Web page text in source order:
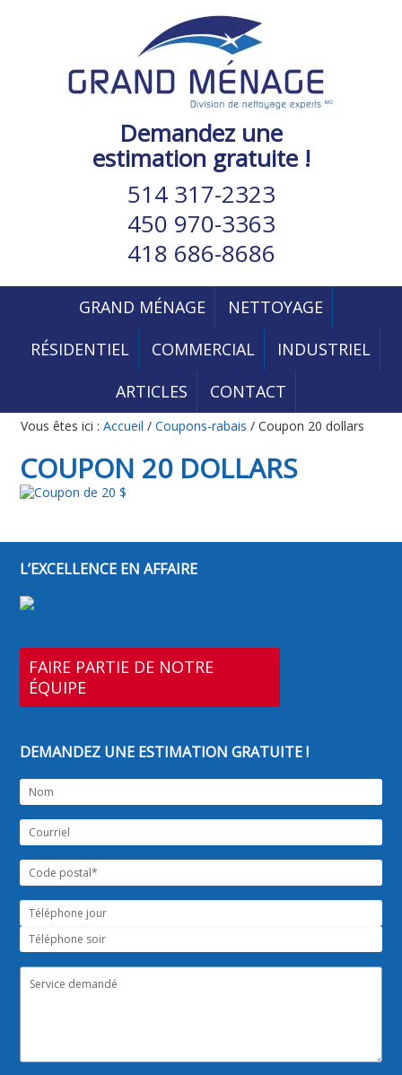
Demandez une
estimation gratuite !
514 317-2323
450 970-3363
418 686-8686
GRAND MÉNAGE
NETTOYAGE
RÉSIDENTIEL
COMMERCIAL
INDUSTRIEL
ARTICLES
CONTACT
Vous êtes ici : Accueil / Coupons-rabais /Coupon 20 dollars
COUPON 20 DOLLARS
L’EXCELLENCE EN AFFAIRE
FAIRE PARTIE DE NOTRE
ÉQUIPE
DEMANDEZ UNE ESTIMATION GRATUITE !